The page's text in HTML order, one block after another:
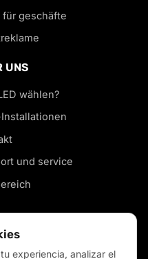
für geschäfte
UNS
wählen?
und service
in Ihrer Stadt
experiencia, analizar el